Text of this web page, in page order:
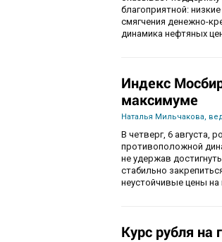
благоприятной:
смягчения денежно-
динамика нефтяных
Индекс
максимуме
Наталья Мильчакова,
В четверг, 6 августа,
противоположной
не удержав
стабильно
неустойчивые цены на
Курс рубля на